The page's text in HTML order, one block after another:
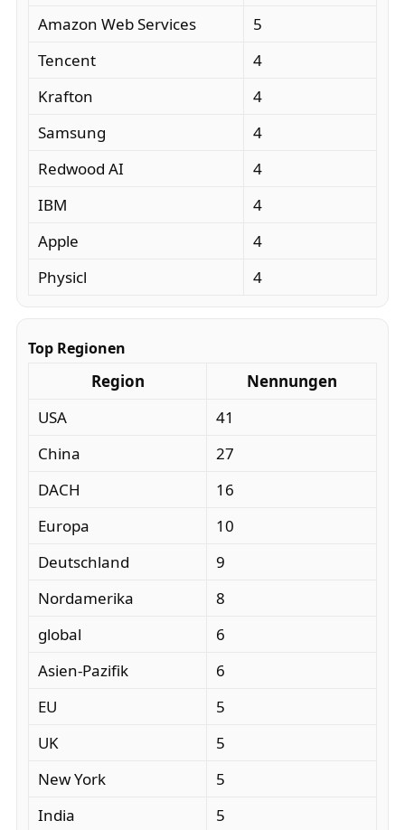
Amazon Web Services
5
Tencent
4
Krafton
4
Samsung
4
Redwood AI
4
IBM
4
Apple
4
Physicl
4
Top Regionen
Region
Nennungen
USA
41
China
27
DACH
16
Europa
10
Deutschland
9
Nordamerika
8
global
6
Asien-Pazifik
6
EU
5
UK
5
New York
5
India
5